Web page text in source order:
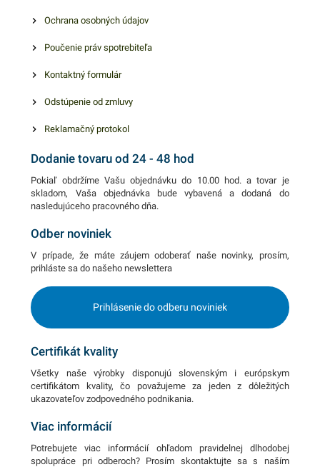
Ochrana osobných údajov
Poučenie práv spotrebiteľa
Kontaktný formulár
Odstúpenie od zmluvy
Reklamačný protokol
Dodanie tovaru od 24 - 48 hod
Pokiaľ obdržíme Vašu objednávku do 10.00 hod. a tovar je
skladom, Vaša objednávka bude vybavená a dodaná do
nasledujúceho pracovného dňa.
Odber noviniek
V prípade, že máte záujem odoberať naše novinky, prosím,
prihláste sa do našeho newslettera
Prihlásenie do odberu noviniek
Certifikát kvality
Všetky naše výrobky disponujú slovenským i európskym
certifikátom kvality, čo považujeme za jeden z dôležitých
ukazovateľov zodpovedného podnikania.
Viac informácií
Potrebujete viac informácií ohľadom pravidelnej dlhodobej
spolupráce pri odberoch? Prosím skontaktujte sa s naším